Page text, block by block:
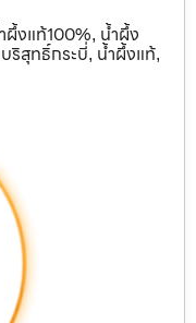
ผึ้งแท้100%, น้ำผึ้ง
ริสุทธิ์กระบี่, น้ำผึ้งแท้,